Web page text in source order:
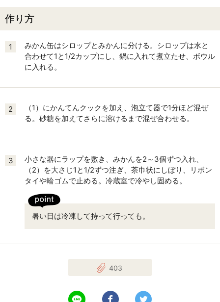
作り方
1
みかん缶はシロップとみかんに分ける。シロップは水と
合わせて1と1/2カップにし、鍋に入れて煮立たせ、ボウル
に入れる。
2
（1）にかんてんクックを加え、泡立て器で1分ほど混ぜ
る。砂糖を加えてさらに溶けるまで混ぜ合わせる。
3
小さな器にラップを敷き、みかんを2～3個ずつ入れ、
（2）を大さじ1と1/2ずつ注ぎ、茶巾状にしぼり、リボン
タイや輪ゴムで止める。冷蔵室で冷やし固める。
暑い日は冷凍して持って行っても。
403
LINEで送る Facebookでシェアする